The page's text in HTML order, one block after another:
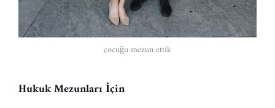
çocuğu mezun ettik
Hukuk Mezunları İçin